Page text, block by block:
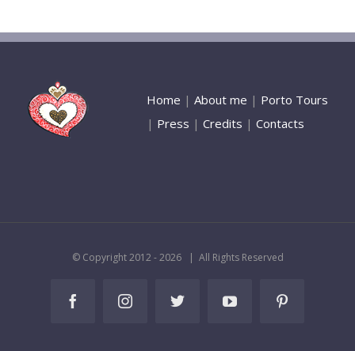
Home | About me | Porto Tours
| Press | Credits | Contacts
© Copyright 2012 -2026 | All Rights Reserved
FacebookInstagramTwitter YouTube